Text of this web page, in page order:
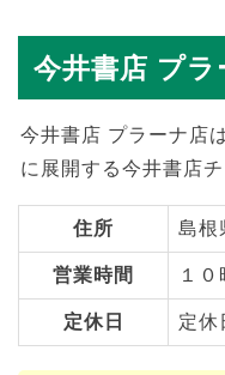
今井書店 プラ
今井書店 プラーナ店
に展開する今井書店
住所 島根
営業時間 １
定休日 定休